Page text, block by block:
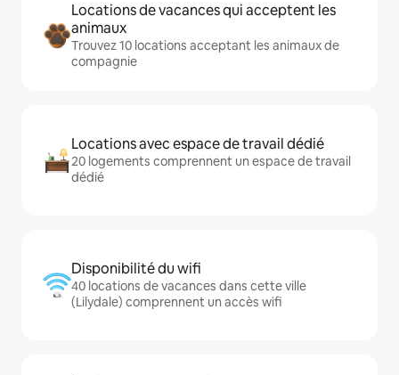
Locations de vacances qui acceptent les
animaux
Trouvez 10 locations acceptant les animaux de
compagnie
Locations avec espace de travail dédié
20 logements comprennent un espace de travail
dédié
Disponibilité du wifi
40 locations de vacances dans cette ville
(Lilydale) comprennent un accès wifi